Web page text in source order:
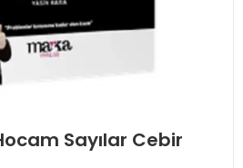
Sayılar Cebir